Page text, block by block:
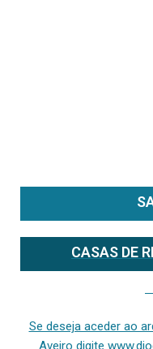
CASAS DE
Se deseja aceder ao
Aveiro digite